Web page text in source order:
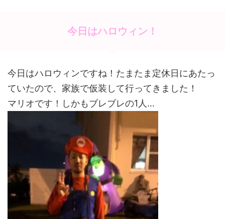
今日はハロウィン！
今日はハロウィンですね！たまたま定休日にあたっ
ていたので、家族で仮装して行ってきました！
マリオです！しかもブレブレの1人…